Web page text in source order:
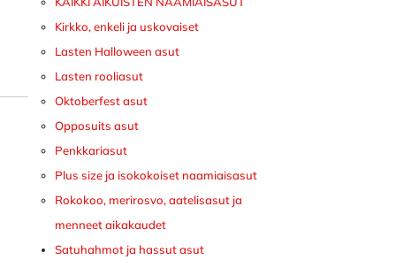
Kirkko, enkeli ja uskovaiset
Lasten Halloween asut
Lasten rooliasut
Oktoberfest asut
Opposuits asut
Penkkariasut
Plus size ja isokokoiset naamiaisasut
Rokokoo, merirosvo, aatelisasut ja
menneet aikakaudet
Satuhahmot ja hassut asut